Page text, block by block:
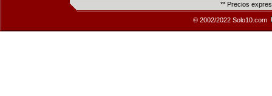
** Precios
© 2002/2022 Solo10.com